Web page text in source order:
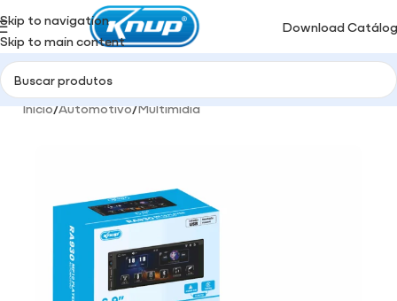
Skip to navigation
Skip to main content
Download
Início/Automotivo/Multimidia